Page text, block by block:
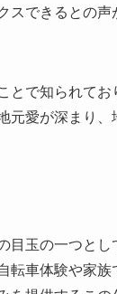
スできるとの
とで知られて
愛が深まり
目玉の一つと
転車体験や家